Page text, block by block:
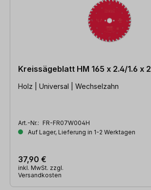
Kreissägeblatt HM 165 x 2.4/1.6 x
Holz | Universal | Wechselzahn
Art.-Nr.: FR-FR07W004H
Auf Lager, Lieferung in 1-2 Werktagen
37,90 €
inkl. MwSt. zzgl.
Versandkosten